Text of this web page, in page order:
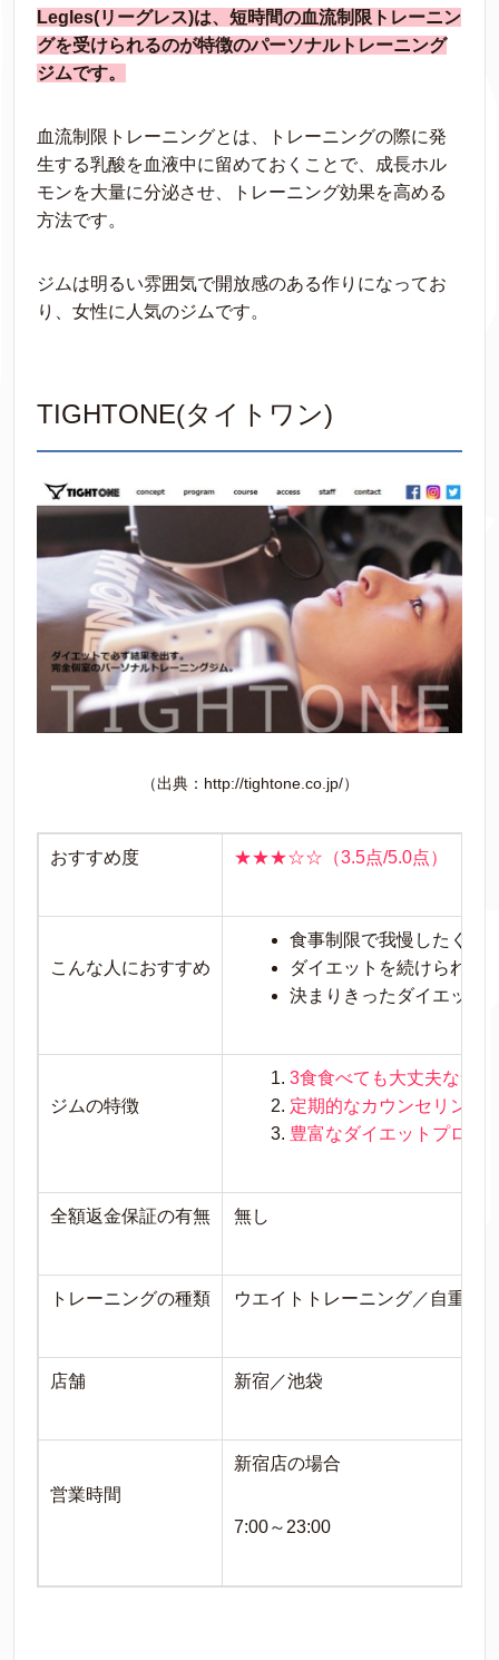
Legles(リーグレス)は、短時間の血流制限トレーニン
グを受けられるのが特徴のパーソナルトレーニング
ジムです。
血流制限トレーニングとは、トレーニングの際に発
生する乳酸を血液中に留めておくことで、成長ホル
モンを大量に分泌させ、トレーニング効果を高める
方法です。
ジムは明るい雰囲気で開放感のある作りになってお
り、女性に人気のジムです。
TIGHTONE(タイトワン)
（出典：http://tightone.co.jp/）
おすすめ度 ★★★☆☆（3.5点/5.0点）
こんな人におすすめ
食事制限で我慢したくな
ダイエットを続けられる
決まりきったダイエット
ジムの特徴
3食食べても大丈夫な食
定期的なカウンセリング
豊富なダイエットプログ
全額返金保証の有無 無し
トレーニングの種類 ウエイトトレーニング／自重ト
店舗 新宿／池袋
営業時間
新宿店の場合
7:00～23:00